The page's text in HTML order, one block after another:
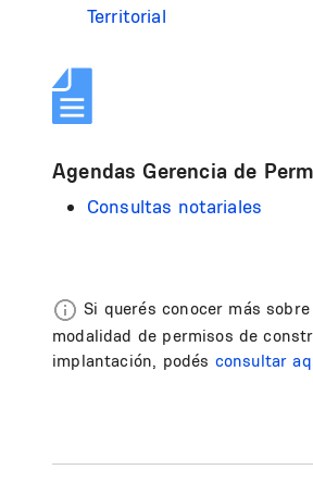
Territorial
Agendas Gerencia de
Consultas notariales
Si querés conocer más sobre
modalidad de permisos de
implantación, podés consultar